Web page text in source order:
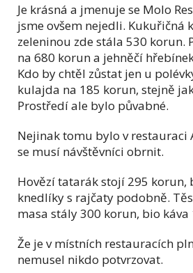
Je krásná a jmenuje se Molo
jsme ovšem nejedli. Kukuřičná
zeleninou zde stála 530 korun.
na 680 korun a jehněčí
Kdo by chtěl zůstat jen u
kulajda na 185 korun, stejně
Prostředí ale bylo půvabné.
Nejinak tomu bylo v restauraci
se musí návštěvníci obrnit.
Hovězí tatarák stojí 295 korun,
knedlíky s rajčaty podobně.
masa stály 300 korun, bio káva
Že je v místních restauracích
nemusel nikdo potvrzovat.